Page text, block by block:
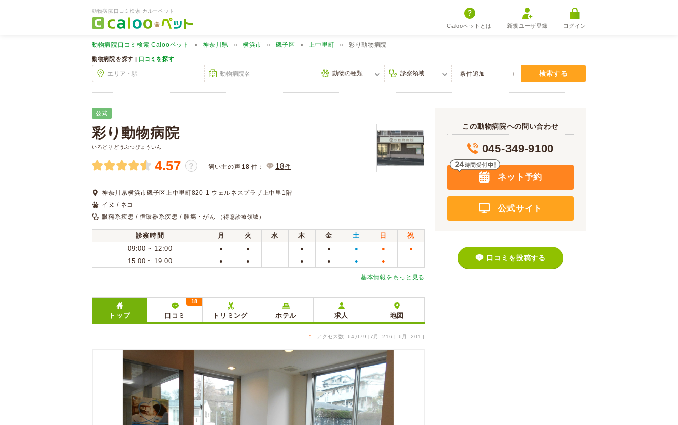
動物病院口コミ検索 カルーペット
Calooペットとは 新規ユーザ登録 ログイン
動物病院口コミ検索 Calooペット 神奈川県 横浜市 磯子区 上中里町 彩り動物病院
動物病院を探す | 口コミを探す
条件追加 検索する
公式
彩り動物病院
いろどりどうぶつびょういん
4.57 ？ 飼い主の声 18 件： 18件
神奈川県横浜市磯子区上中里町820-1 ウェルネスプラザ上中里1階
イヌ / ネコ
眼科系疾患 / 循環器系疾患 / 腫瘍・がん
（得意診療領域）
診察時間 月 火 水 木 金 土 日
祝
09:00 ~ 12:00
● ● ● ● ● ● ●
15:00 ~ 19:00 ● ● ● ● ● ●
基本情報をもっと見る
トップ 口コミ
18
トリミング ホテル 求人 地図
↑ アクセス数: 64,079 [7月: 216 | 6月: 201 ]
この動物病院への問い合わせ
045-349-9100
ネット予約
公式サイト
口コミを投稿する